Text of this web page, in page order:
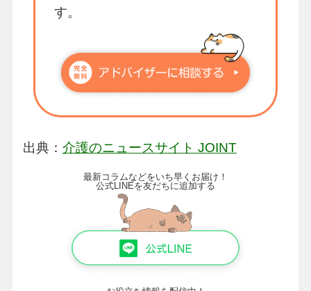
す。
出典： 介護のニュースサイト JOINT
最新コラムなどをいち早くお届け！
公式LINEを友だちに追加する